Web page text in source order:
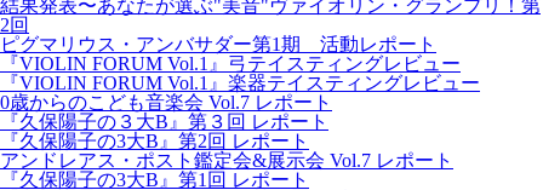
結果発表〜あなたが選ぶ"美音"ヴァイオリン・グランプリ！第
2回
ピグマリウス・アンバサダー第1期 活動レポート
『VIOLIN FORUM Vol.1』弓テイスティングレビュー
『VIOLIN FORUM Vol.1』楽器テイスティングレビュー
0歳からのこども音楽会 Vol.7 レポート
『久保陽子の３大B』第３回 レポート
『久保陽子の3大B』第2回 レポート
アンドレアス・ポスト鑑定会&展示会 Vol.7 レポート
『久保陽子の3大B』第1回 レポート